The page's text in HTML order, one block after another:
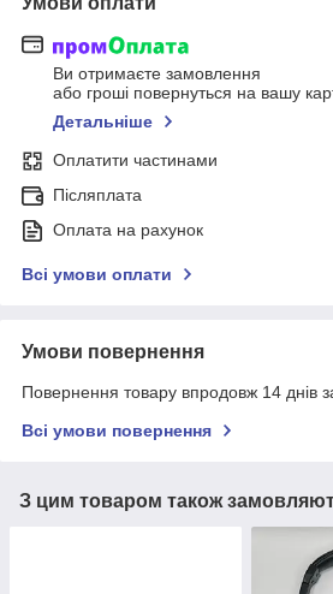
Ви отримаєте замовлення
або гроші повернуться на вашу
Детальніше
Оплатити частинами
Післяплата
Оплата на рахунок
Всі умови оплати
Умови повернення
Повернення товару впродовж 14 днів
Всі умови повернення
З цим товаром також